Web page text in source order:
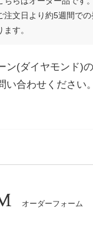
注文日より約5週間で
ます。
ン(ダイヤモンド)
い合わせください。